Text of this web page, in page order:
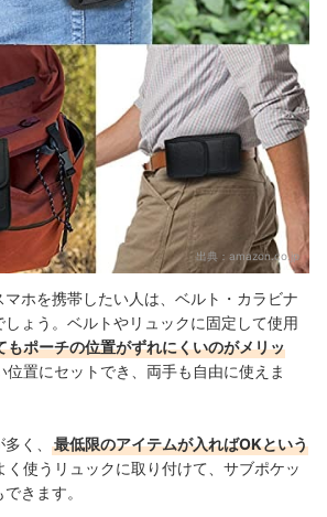
出典： amazon.co.jp
ホを携帯したい人は、ベルト・カラビナ
しょう。ベルトやリュックに固定して使用
もポーチの位置がずれにくいのがメリッ
位置にセットでき、両手も自由に使えま
く、
最低限のアイテムが入ればOKという
く使うリュックに取り付けて、サブポケッ
きます。